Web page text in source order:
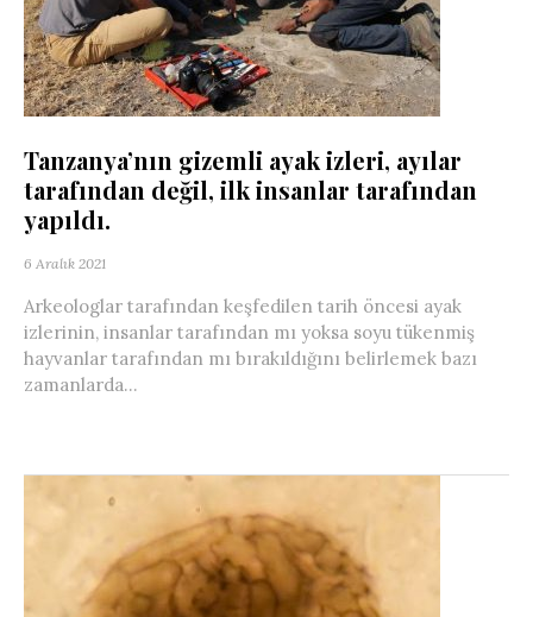
Tanzanya’nın gizemli ayak izleri, ayılar
tarafından değil, ilk insanlar tarafından
yapıldı.
6 Aralık 2021
Arkeologlar tarafından keşfedilen tarih öncesi ayak
izlerinin, insanlar tarafından mı yoksa soyu tükenmiş
hayvanlar tarafından mı bırakıldığını belirlemek bazı
zamanlarda...